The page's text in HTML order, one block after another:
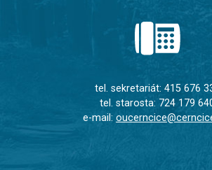
tel. sekretariát: 415 676
tel. starosta: 724 179
e-mail: